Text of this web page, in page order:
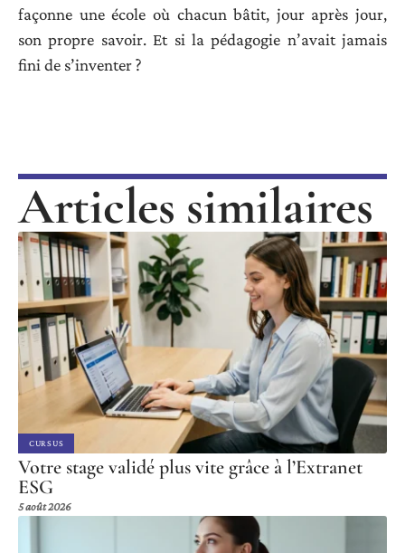
façonne une école où chacun bâtit, jour après jour,
son propre savoir. Et si la pédagogie n’avait jamais
fini de s’inventer ?
Articles similaires
CURSUS
Votre stage validé plus vite grâce à l’Extranet
ESG
5 août 2026